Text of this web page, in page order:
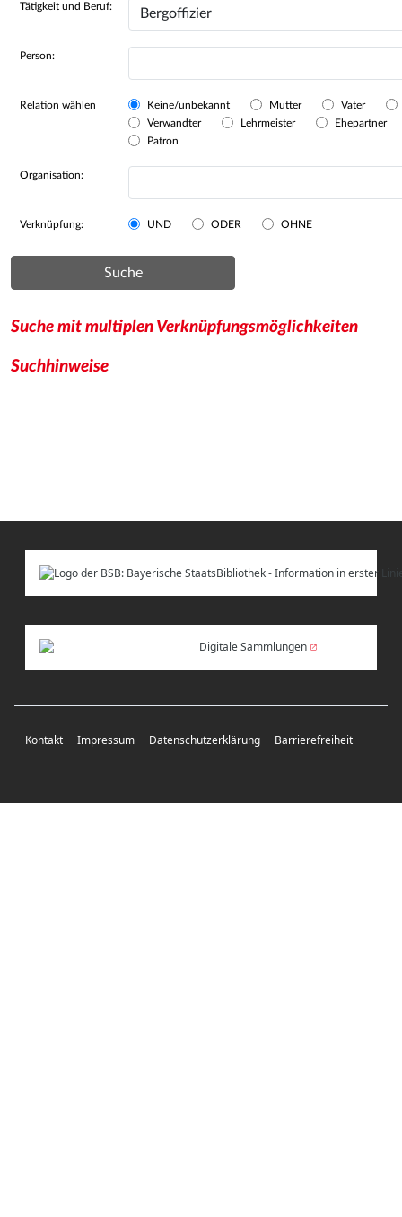
Tätigkeit und Beruf:
Person:
Relation wählen Keine/unbekannt Mutter
Vater
Verwandter
Lehrmeister
Ehepartner
Patron
Organisation:
Verknüpfung: UND ODER OHNE
Suche
Suche mit multiplen Verknüpfungsmöglichkeiten
Suchhinweise
Digitale Sammlungen
Kontakt Impressum Datenschutzerklärung Barrierefreiheit